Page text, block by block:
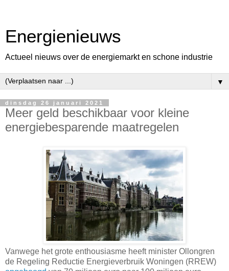
Energienieuws
Actueel nieuws over de energiemarkt en schone industrie
▼
dinsdag 26 januari 2021
Meer geld beschikbaar voor kleine
energiebesparende maatregelen
Vanwege het grote enthousiasme heeft minister Ollongren
de Regeling Reductie Energieverbruik Woningen (RREW)